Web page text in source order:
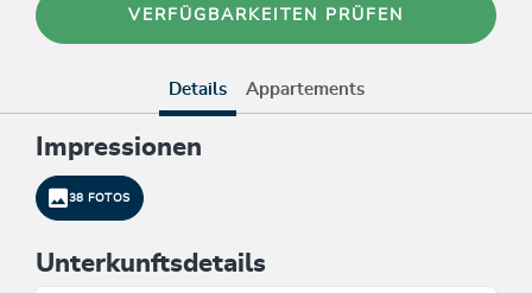
VERFÜGBARKEITEN PRÜFEN
Details Appartements
Impressionen
38 FOTOS
Unterkunftsdetails